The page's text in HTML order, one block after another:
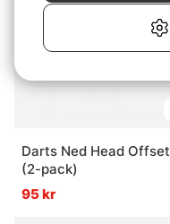
Darts Ned Head Offset
(2-pack)
95 kr